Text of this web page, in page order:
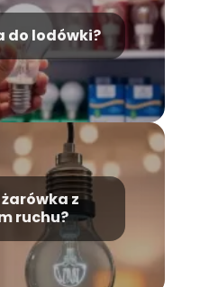
do lodówki?
z
ruchu?